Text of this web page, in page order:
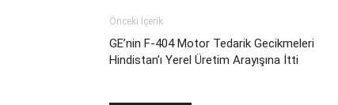
Önceki İçerik
GE’nin F-404 Motor Tedarik Gecikmeleri
Hindistan’ı Yerel Üretim Arayışına İtti